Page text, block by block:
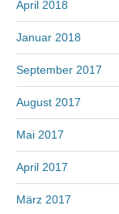
April 2018
Januar 2018
September 2017
August 2017
Mai 2017
April 2017
März 2017